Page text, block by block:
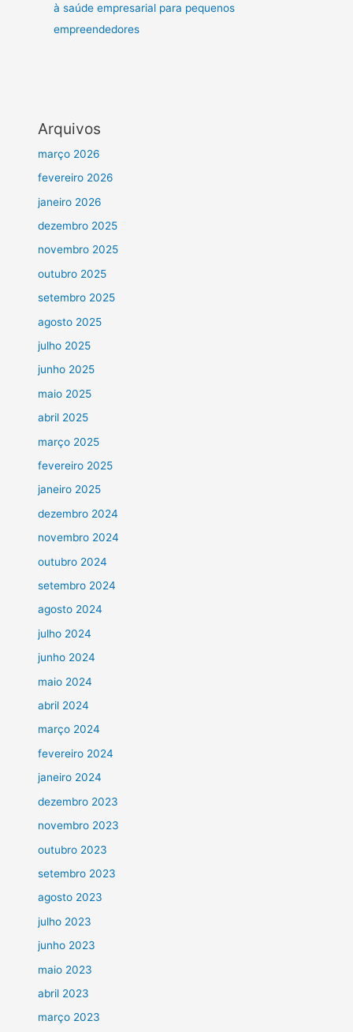
à saúde empresarial para pequenos
empreendedores
Arquivos
março 2026
fevereiro 2026
janeiro 2026
dezembro 2025
novembro 2025
outubro 2025
setembro 2025
agosto 2025
julho 2025
junho 2025
maio 2025
abril 2025
março 2025
fevereiro 2025
janeiro 2025
dezembro 2024
novembro 2024
outubro 2024
setembro 2024
agosto 2024
julho 2024
junho 2024
maio 2024
abril 2024
março 2024
fevereiro 2024
janeiro 2024
dezembro 2023
novembro 2023
outubro 2023
setembro 2023
agosto 2023
julho 2023
junho 2023
maio 2023
abril 2023
março 2023